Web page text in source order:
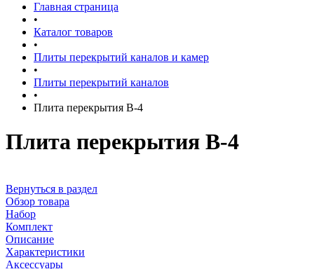
Главная страница
•
Каталог товаров
•
Плиты перекрытий каналов и камер
•
Плиты перекрытий каналов
•
Плита перекрытия В-4
Плита перекрытия В-4
Вернуться в раздел
Обзор товара
Набор
Комплект
Описание
Характеристики
Аксессуары